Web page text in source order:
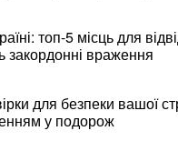
топ-5 місць для
закордонні враження
для безпеки вашої
у подорож